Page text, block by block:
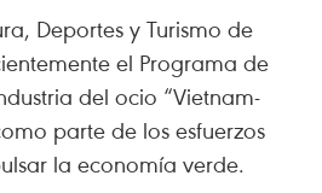
Deportes y Turismo de
el Programa de
del ocio “Vietnam-
parte de los esfuerzos
la economía verde.